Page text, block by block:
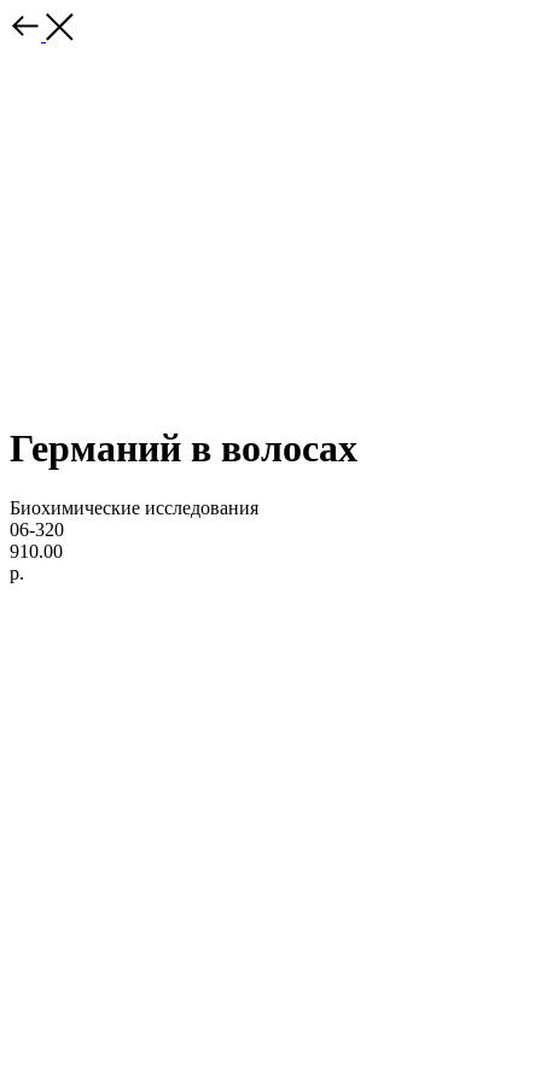
Германий в волосах
Биохимические исследования
06-320
910.00
р.